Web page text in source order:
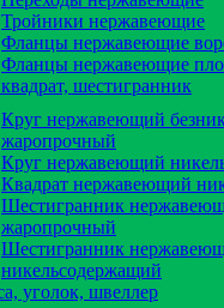
Тройники нержавеющие
Фланцы нержавеющие
Фланцы нержавеющие
шестигранник
Круг нержавеющий
жаропрочный
Круг нержавеющий
Квадрат нержавеющий
Шестигранник
жаропрочный
Шестигранник
никельсодержащий
уголок, швеллер